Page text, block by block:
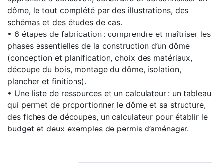
dôme, le tout complété par des illustrations, des
schémas et des études de cas.
• 6 étapes de fabrication : comprendre et maîtriser les
phases essentielles de la construction d’un dôme
(conception et planification, choix des matériaux,
découpe du bois, montage du dôme, isolation,
plancher et finitions).
• Une liste de ressources et un calculateur : un tableau
qui permet de proportionner le dôme et sa structure,
des fiches de découpes, un calculateur pour établir le
budget et deux exemples de permis d’aménager.